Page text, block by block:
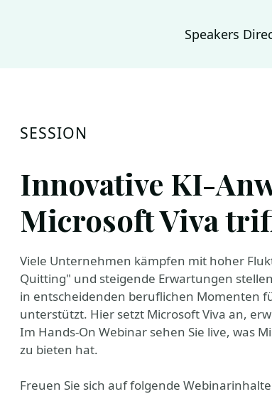
Speakers
SESSION
Innovative KI-
Microsoft Viva
Viele Unternehmen kämpfen mit hoher
Quitting" und steigende Erwartungen
in entscheidenden beruflichen Momenten
unterstützt. Hier setzt Microsoft Viva an,
Im Hands-On Webinar sehen Sie live, was
zu bieten hat.
Freuen Sie sich auf folgende